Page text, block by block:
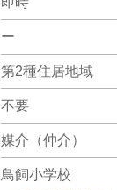
ー
第2種住居地域
不要
媒介（仲介）
鳥飼小学校